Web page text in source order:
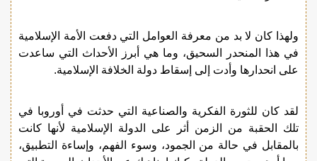
ولهذا كان لا بد من معرفة العوامل التي دفعت الأمة الإسلامية
في هذا المنحدر السحيق، وما هي أبرز الأحداث التي ساعدت
على انحدارها وأدت إلى إسقاط دولة الخلافة الإسلامية.
لقد كان للثورة الفكرية والصناعية التي حدثت في أوروبا في
تلك الحقبة من الزمن أثر على الدولة الإسلامية لأنها كانت
بالمقابل في حالة من الجمود، وسوء الفهم، وإساءة التطبيق،